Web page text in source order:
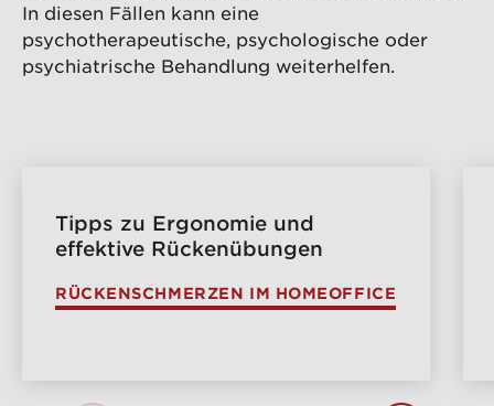
In diesen Fällen kann eine
psychotherapeutische, psychologische oder
psychiatrische Behandlung weiterhelfen.
Tipps zu Ergonomie und
effektive Rückenübungen
RÜCKENSCHMERZEN IM HOMEOFFICE